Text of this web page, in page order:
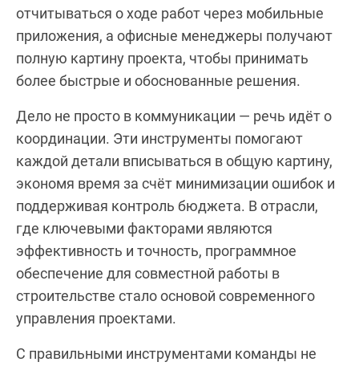
отчитываться о ходе работ через мобильные
приложения, а офисные менеджеры получают
полную картину проекта, чтобы принимать
более быстрые и обоснованные решения.
Дело не просто в коммуникации — речь идёт о
координации. Эти инструменты помогают
каждой детали вписываться в общую картину,
экономя время за счёт минимизации ошибок и
поддерживая контроль бюджета. В отрасли,
где ключевыми факторами являются
эффективность и точность, программное
обеспечение для совместной работы в
строительстве стало основой современного
управления проектами.
С правильными инструментами команды не